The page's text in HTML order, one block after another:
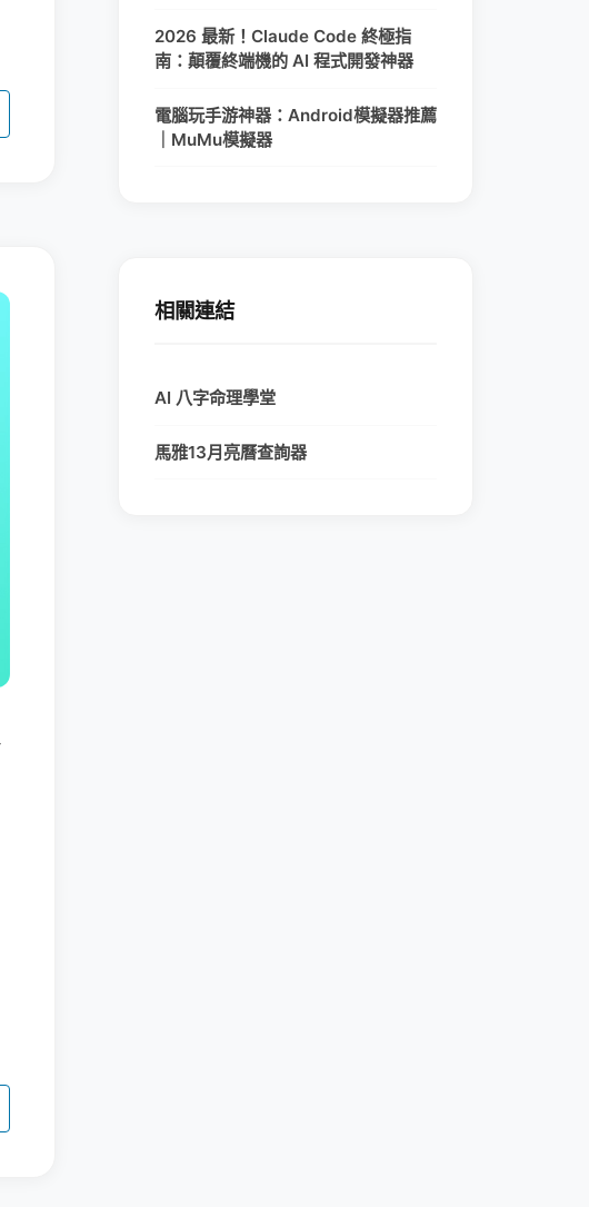
2026 最新！Claude Code 終極指
南：顛覆終端機的 AI 程式開發神器
電腦玩手游神器：Android模擬器推薦
｜MuMu模擬器
相關連結
AI 八字命理學堂
馬雅13月亮曆查詢器